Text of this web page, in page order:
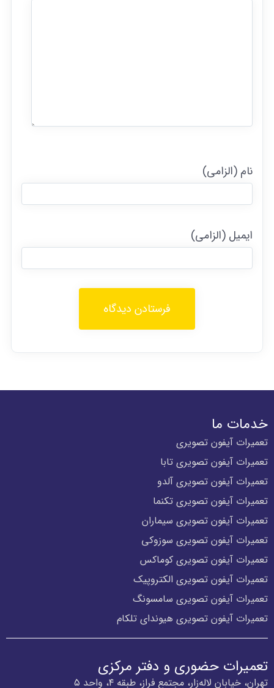
نام (الزامی)
ایمیل (الزامی)
خدمات ما
تعمیرات آیفون تصویری
تعمیرات آیفون تصویری تابا
تعمیرات آیفون تصویری آلدو
تعمیرات آیفون تصویری تکنما
تعمیرات آیفون تصویری سیماران
تعمیرات آیفون تصویری سوزوکی
تعمیرات آیفون تصویری کوماکس
تعمیرات آیفون تصویری الکتروپیک
تعمیرات آیفون تصویری سامسونگ
تعمیرات آیفون تصویری هیوندای تلکام
تعمیرات حضوری و دفتر مرکزی
تهران، خیابان لاله‌زار، مجتمع فراز، طبقه ۴، واحد ۵